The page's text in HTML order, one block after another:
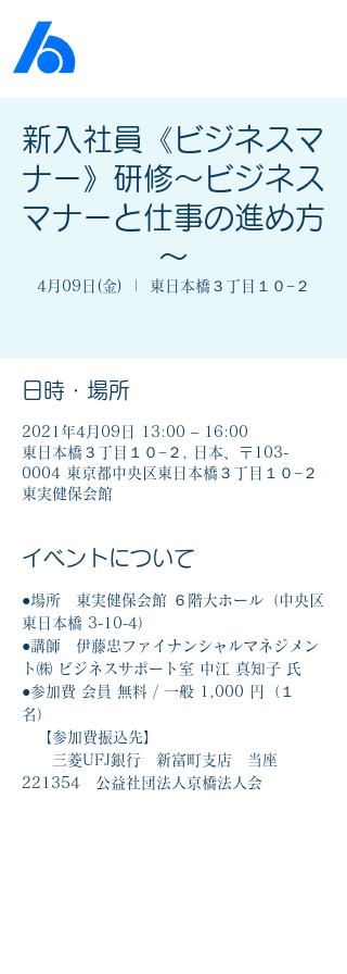
新入社員《ビジネスマ
ナー》研修～ビジネス
マナーと仕事の進め方
～
4月09日(金) 東日本橋３丁目１０−２
日時・場所
2021年4月09日 13:00 – 16:00
東日本橋３丁目１０−２, 日本、〒103-
0004 東京都中央区東日本橋３丁目１０−２
東実健保会館
イベントについて
●場所　東実健保会館 ６階大ホール（中央区
東日本橋 3-10-4）
●講師　伊藤忠ファイナンシャルマネジメン
ト㈱ ビジネスサポート室 中江 真知子 氏
●参加費 会員 無料 / 一般 1,000 円（１
名）
【参加費振込先】
三菱UFJ銀行　新富町支店　当座
221354　公益社団法人京橋法人会